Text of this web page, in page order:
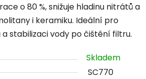
o 80 %, snižuje hladinu nitrátů a
i keramiku. Ideální pro
stabilizaci vody po čištění filtru.
Skladem
SC770